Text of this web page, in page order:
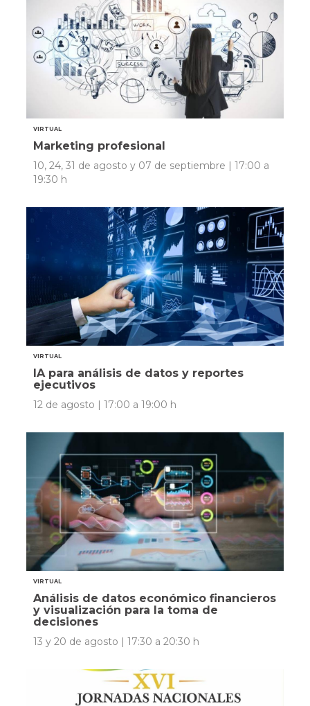
VIRTUAL
Marketing profesional
10, 24, 31 de agosto y 07 de septiembre | 17:00 a
19:30 h
VIRTUAL
IA para análisis de datos y reportes
ejecutivos
12 de agosto | 17:00 a 19:00 h
VIRTUAL
Análisis de datos económico financieros
y visualización para la toma de
decisiones
13 y 20 de agosto | 17:30 a 20:30 h